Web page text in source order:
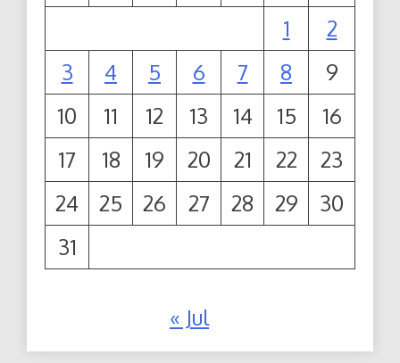
1
2
3
4 5 6 7 8
9
10
11 12 13 14 15
16
17
18 19 20 21 22
23
24
25 26 27 28 29
30
31
« Jul